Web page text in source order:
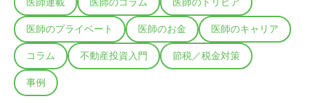
医師連載 医師のコラム 医師のトリビア
医師のプライベート 医師のお金 医師のキャリア
コラム 不動産投資入門 節税／税金対策
事例